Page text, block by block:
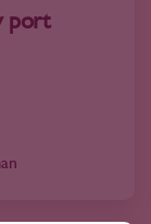
port